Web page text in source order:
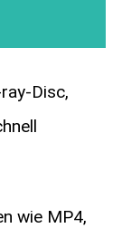
Disc,
wie MP4,